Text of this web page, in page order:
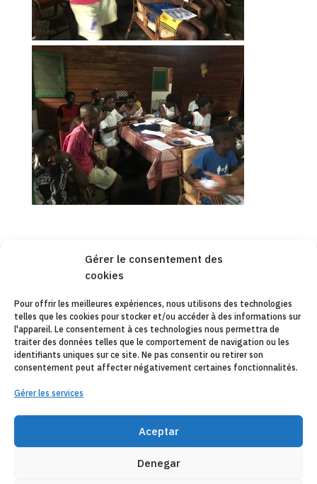
Gérer le consentement des
cookies
Pour offrir les meilleures expériences, nous utilisons des technologies
telles que les cookies pour stocker et/ou accéder à des informations sur
l'appareil. Le consentement à ces technologies nous permettra de
traiter des données telles que le comportement de navigation ou les
identifiants uniques sur ce site. Ne pas consentir ou retirer son
consentement peut affecter négativement certaines fonctionnalités.
Gérer les services
Aceptar
Denegar
Copyleft 2025
AVIS JURIDIQUE
POLÍTIQUE DE CONFIDENTIALITÉ
ENTITÉS COLLABORATRICES